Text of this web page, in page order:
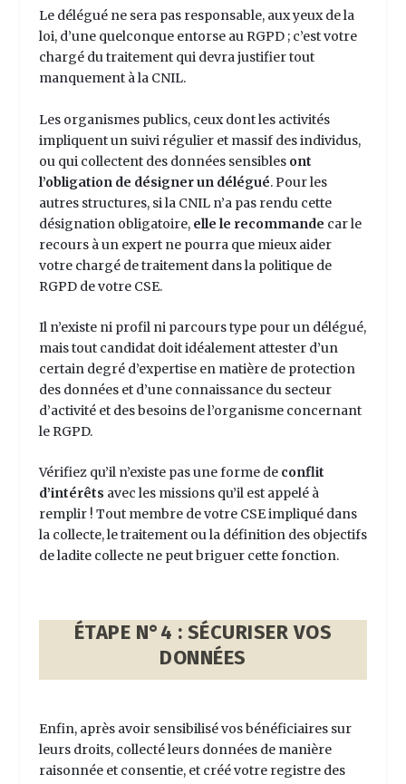
Le délégué ne sera pas responsable, aux yeux de la
loi, d’une quelconque entorse au RGPD ; c’est votre
chargé du traitement qui devra justifier tout
manquement à la CNIL.
Les organismes publics, ceux dont les activités
impliquent un suivi régulier et massif des individus,
ou qui collectent des données sensibles ont
l’obligation de désigner un délégué. Pour les
autres structures, si la CNIL n’a pas rendu cette
désignation obligatoire, elle le recommande car le
recours à un expert ne pourra que mieux aider
votre chargé de traitement dans la politique de
RGPD de votre CSE.
Il n’existe ni profil ni parcours type pour un délégué,
mais tout candidat doit idéalement attester d’un
certain degré d’expertise en matière de protection
des données et d’une connaissance du secteur
d’activité et des besoins de l’organisme concernant
le RGPD.
Vérifiez qu’il n’existe pas une forme de conflit
d’intérêts avec les missions qu’il est appelé à
remplir ! Tout membre de votre CSE impliqué dans
la collecte, le traitement ou la définition des objectifs
de ladite collecte ne peut briguer cette fonction.
ÉTAPE N°4 : SÉCURISER VOS
DONNÉES
Enfin, après avoir sensibilisé vos bénéficiaires sur
leurs droits, collecté leurs données de manière
raisonnée et consentie, et créé votre registre des